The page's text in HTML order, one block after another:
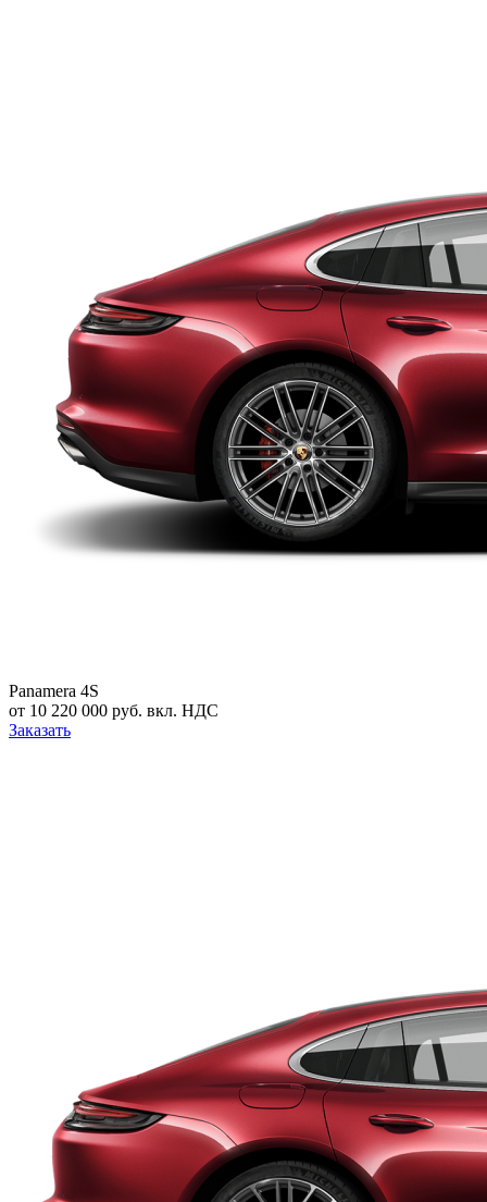
Panamera 4S
от 10 220 000 руб. вкл. НДС
Заказать